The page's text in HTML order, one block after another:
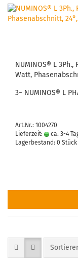
NUMINOS® L 3Ph.,
Watt,
3~ NUMINOS® L
Art.Nr.: 1004270
Lieferzeit:
ca. 3-4
Lagerbestand: 0 Stück